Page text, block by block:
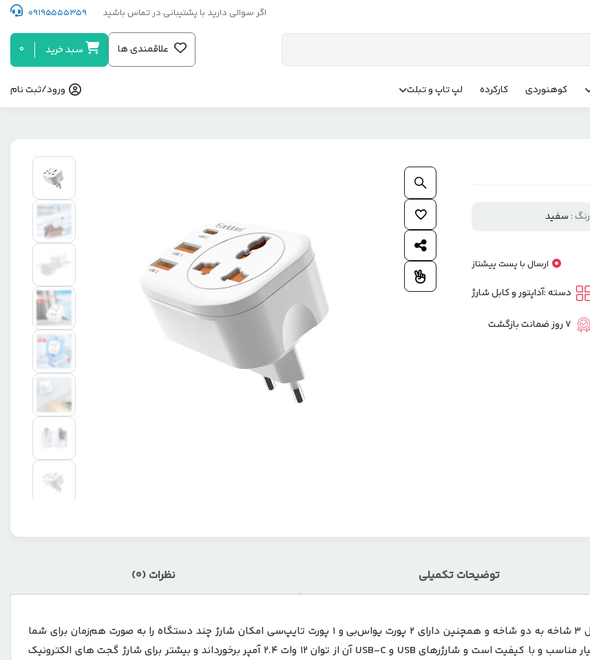
اگر سوالی دارید با پشتیبانی در تماس باشید 09195555359
علاقمندی ها سبد خرید 0
کوهنوردی کارکرده لپ تاپ و تبلت ورود/ثبت نام
رنگ : سفید
ارسال با پست پیشتاز
دسته :آداپتور و کابل شارژ
7 روز ضمانت بازگشت
توضیحات تکمیلی نظرات (0)
بدیل برق و شارژر ارلدام مدل Switch Power Socket SC16 با امکان تبدیل 3 شاخه به دو شاخه و همچنین دارای 2 پورت یو‌اس‌بی و 1 پورت تایپ‌سی امکان شارژ چند دستگاه را به صورت هم‌زمان برای شما
فراهم می کند. تبدیل 3 به 2 آن توان 4000 وات و 10 آمپر را دارد که بسیار مناسب و با کیفیت است و شارژرهای USB و USB-C آن از توان 12 وات 2.4 آمپر برخورداند و بیشتر برای شارژ گجت های الکترونیک